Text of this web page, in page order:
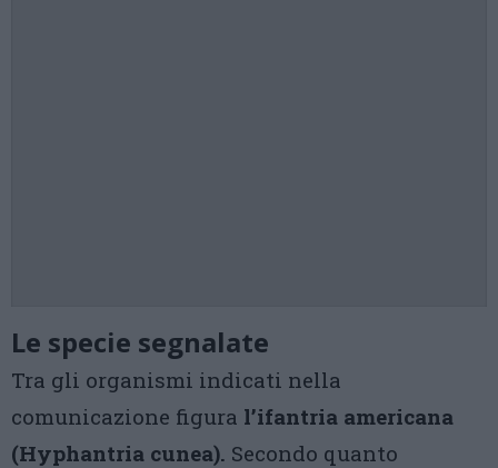
Le specie segnalate
Tra gli organismi indicati nella
comunicazione figura l’ifantria americana
(Hyphantria cunea). Secondo quanto